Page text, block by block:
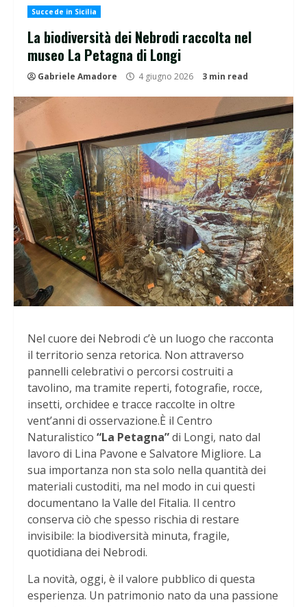
Succede in Sicilia
La biodiversità dei Nebrodi raccolta nel
museo La Petagna di Longi
Gabriele Amadore 4 giugno 2026 3 min read
Nel cuore dei Nebrodi c’è un luogo che racconta
il territorio senza retorica. Non attraverso
pannelli celebrativi o percorsi costruiti a
tavolino, ma tramite reperti, fotografie, rocce,
insetti, orchidee e tracce raccolte in oltre
vent’anni di osservazione.È il Centro
Naturalistico “La Petagna”di Longi, nato dal
lavoro di Lina Pavone e Salvatore Migliore. La
sua importanza non sta solo nella quantità dei
materiali custoditi, ma nel modo in cui questi
documentano la Valle del Fitalia. Il centro
conserva ciò che spesso rischia di restare
invisibile: la biodiversità minuta, fragile,
quotidiana dei Nebrodi.
La novità, oggi, è il valore pubblico di questa
esperienza. Un patrimonio nato da una passione